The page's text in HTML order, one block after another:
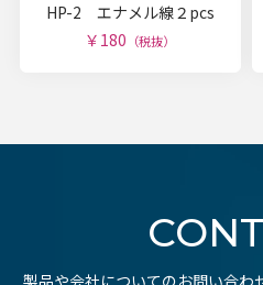
HP-2 エナメル線２pcs
￥180 （税抜）
製品や会社についてのお問い合わ